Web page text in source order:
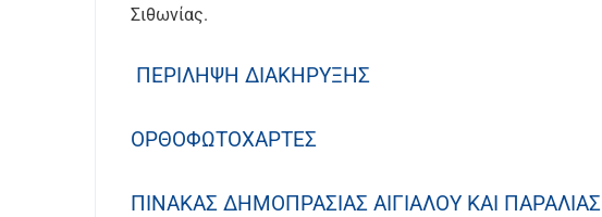
Σιθωνίας.
ΠΕΡΙΛΗΨΗ ΔΙΑΚΗΡΥΞΗΣ
ΟΡΘΟΦΩΤΟΧΑΡΤΕΣ
ΠΙΝΑΚΑΣ ΔΗΜΟΠΡΑΣΙΑΣ ΑΙΓΙΑΛΟΥ ΚΑΙ ΠΑΡΑΛΙΑΣ